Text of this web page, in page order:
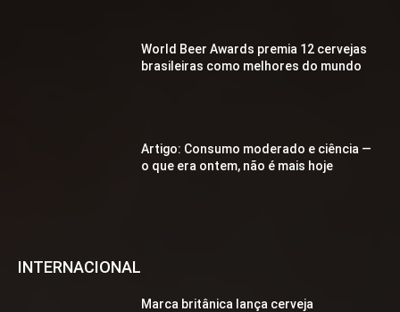
World Beer Awards premia 12 cervejas
brasileiras como melhores do mundo
Artigo: Consumo moderado e ciência —
o que era ontem, não é mais hoje
INTERNACIONAL
Marca britânica lança cerveja